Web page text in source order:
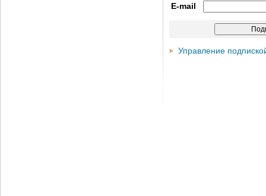
E-mail
Управление